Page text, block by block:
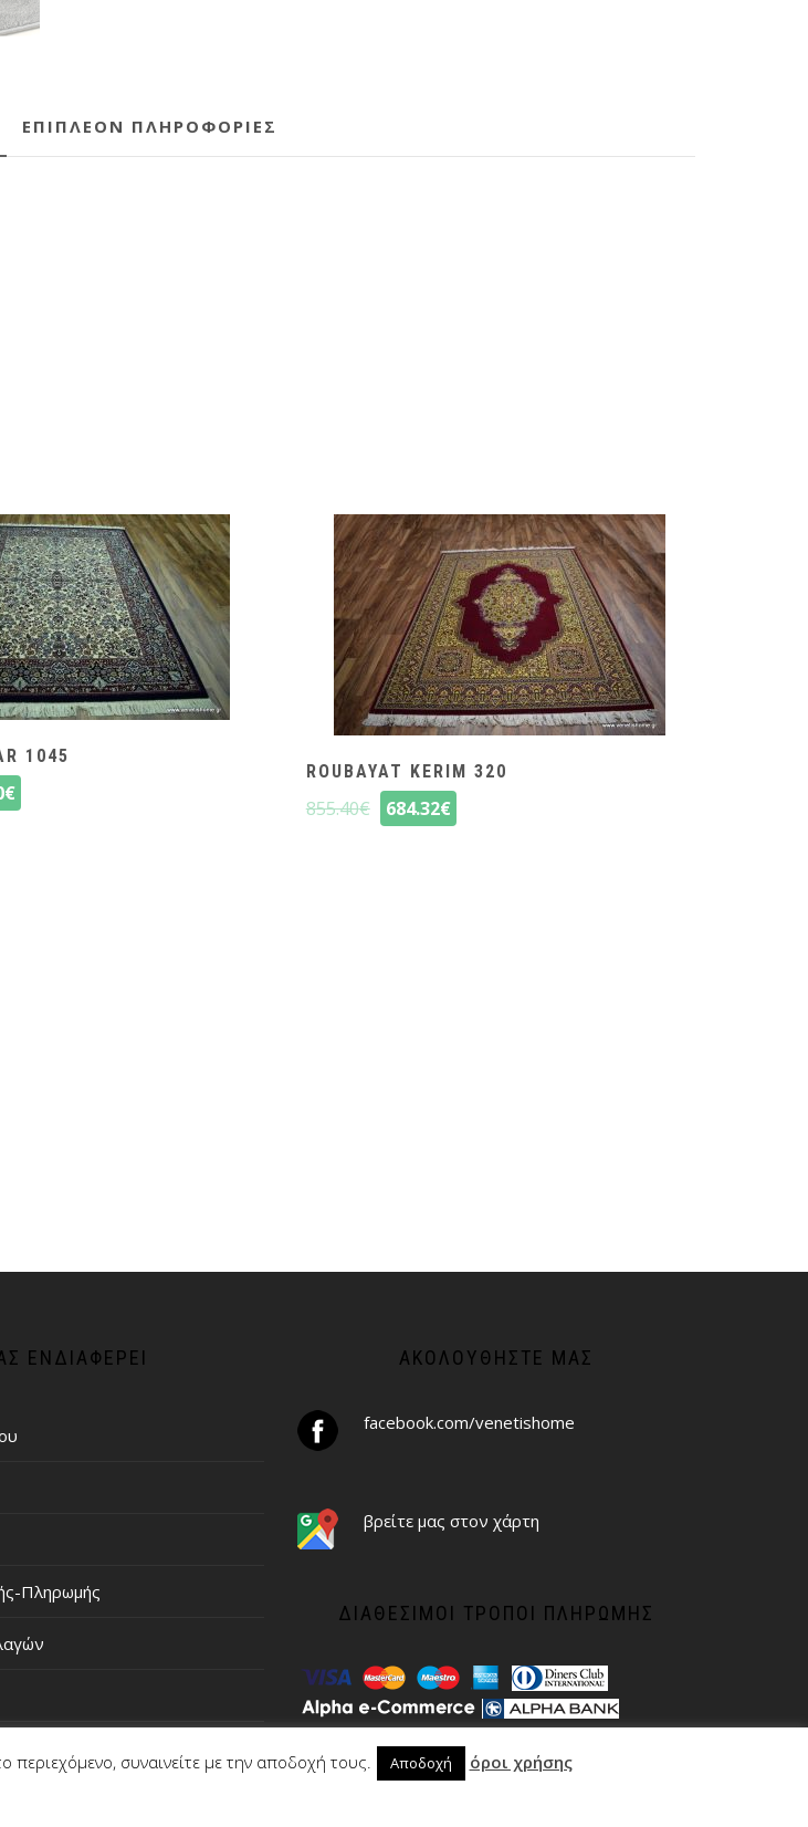
ΕΠΙΠΛΈΟΝ ΠΛΗΡΟΦΟΡΊΕΣ
1045
€
ROUBAYAT KERIM 320
855.40€ 684.32€
ΕΝΔΙΑΦΈΡΕΙ
Πληρωμής
ΑΚΟΛΟΥΘΉΣΤΕ ΜΑΣ
facebook.com/venetishome
βρείτε μας στον χάρτη
ΔΙΑΘΈΣΙΜΟΙ ΤΡΌΠΟΙ ΠΛΗΡΩΜΉΣ
συναινείτε με την αποδοχή τους. Αποδοχή όροι χρήσης